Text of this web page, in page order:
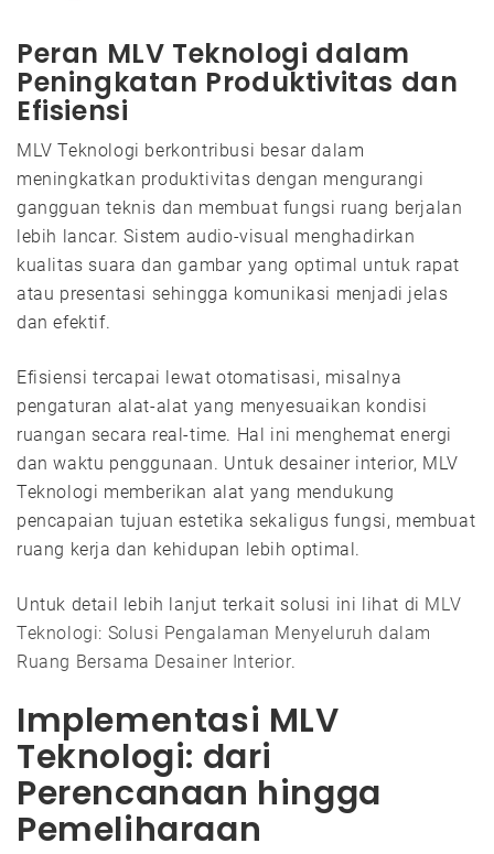
Peran MLV Teknologi dalam
Peningkatan Produktivitas dan
Efisiensi
MLV Teknologi berkontribusi besar dalam
meningkatkan produktivitas dengan mengurangi
gangguan teknis dan membuat fungsi ruang berjalan
lebih lancar. Sistem audio-visual menghadirkan
kualitas suara dan gambar yang optimal untuk rapat
atau presentasi sehingga komunikasi menjadi jelas
dan efektif.
Efisiensi tercapai lewat otomatisasi, misalnya
pengaturan alat-alat yang menyesuaikan kondisi
ruangan secara real-time. Hal ini menghemat energi
dan waktu penggunaan. Untuk desainer interior, MLV
Teknologi memberikan alat yang mendukung
pencapaian tujuan estetika sekaligus fungsi, membuat
ruang kerja dan kehidupan lebih optimal.
Untuk detail lebih lanjut terkait solusi ini lihat di MLV
Teknologi: Solusi Pengalaman Menyeluruh dalam
Ruang Bersama Desainer Interior.
Implementasi MLV
Teknologi: dari
Perencanaan hingga
Pemeliharaan